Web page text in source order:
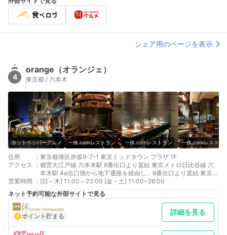
シェア用のページを表示
4
orange（オランジェ）
東京都 / 六本木
ホットペッパーグルメ 一休.comレストラン 一休.comレストラン 一休.comレストラ
住所 : 東京都港区赤坂9-7-1 東京ミッドタウン プラザ 1F
アクセス
: 都営大江戸線 六本木駅 8番出口より直結 東京メトロ日比谷線 六
本木駅 4a出口側から地下通路を経由し、8番出口より直結 東京メ
トロ千代田線 乃木坂駅 3番出口より徒歩約3分
営業時間 : [日～木] 11:00～23:00 [金・土] 11:00~26:00
ネット予約可能な外部サイトで見る
ポイント貯まる 詳細を見る